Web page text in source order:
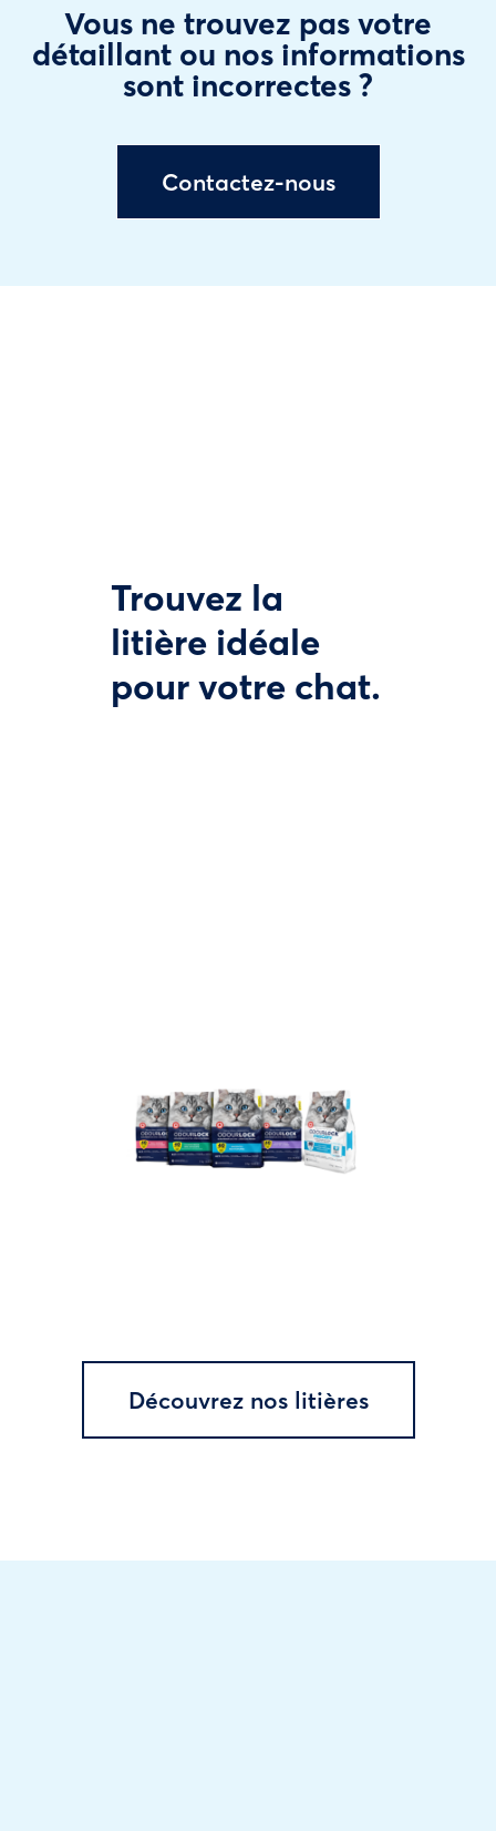
Vous ne trouvez pas votre
détaillant ou nos informations
sont incorrectes ?
Contactez-nous
Trouvez la
litière idéale
pour votre chat.
Découvrez nos litières